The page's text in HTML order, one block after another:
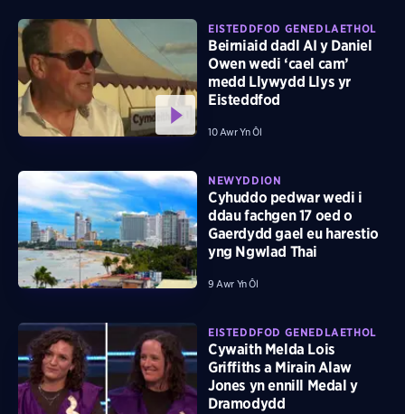
EISTEDDFOD GENEDLAETHOL
Beirniaid dadl AI y Daniel
Owen wedi ‘cael cam’
medd Llywydd Llys yr
Eisteddfod
10 Awr Yn Ôl
NEWYDDION
Cyhuddo pedwar wedi i
ddau fachgen 17 oed o
Gaerdydd gael eu harestio
yng Ngwlad Thai
9 Awr Yn Ôl
EISTEDDFOD GENEDLAETHOL
Cywaith Melda Lois
Griffiths a Mirain Alaw
Jones yn ennill Medal y
Dramodydd